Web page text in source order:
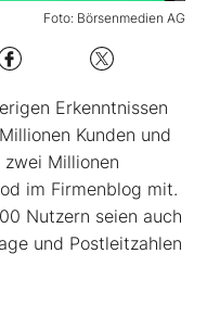
Foto: Börsenmedien AG
Erkenntnissen
Kunden und
Millionen
im Firmenblog mit.
Nutzern seien auch
und Postleitzahlen